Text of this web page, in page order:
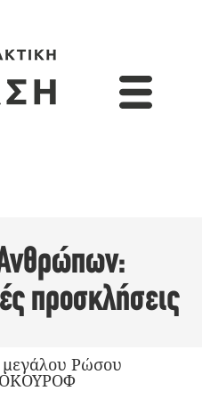
προσκλήσεις
μεγάλου Ρώσου